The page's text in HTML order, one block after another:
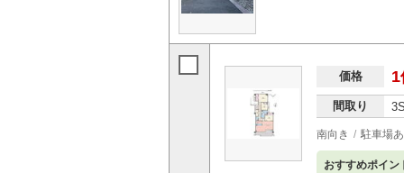
価格
間取り
南向き 駐車場
おすすめポイン